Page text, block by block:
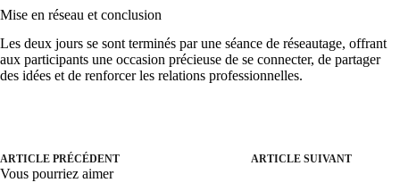
Mise en réseau et conclusion
Les deux jours se sont terminés par une séance de réseautage, offrant
aux participants une occasion précieuse de se connecter, de partager
des idées et de renforcer les relations professionnelles.
ARTICLE PRÉCÉDENT ARTICLE SUIVANT
Vous pourriez aimer